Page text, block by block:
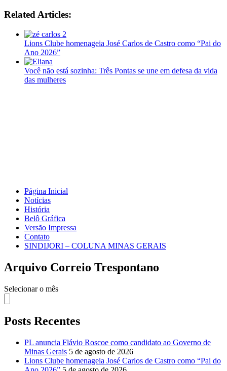
Related Articles:
Lions Clube homenageia José Carlos de Castro como “Pai do
Ano 2026”
Você não está sozinha: Três Pontas se une em defesa da vida
das mulheres
Página Inicial
Notícias
História
Belô Gráfica
Versão Impressa
Contato
SINDIJORI – COLUNA MINAS GERAIS
Arquivo Correio Trespontano
Arquivo
Trespontano
Selecionar o mês
Posts Recentes
PL anuncia Flávio Roscoe como candidato ao Governo de
Minas Gerais 5 de agosto de 2026
Lions Clube homenageia José Carlos de Castro como “Pai do